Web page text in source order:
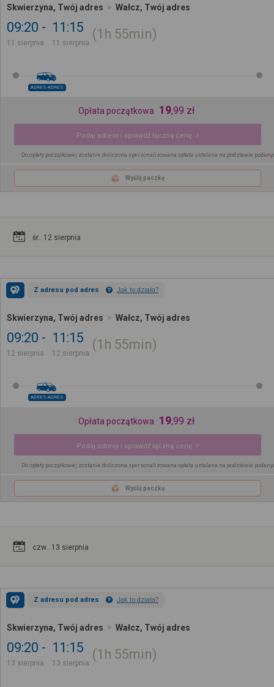
Skwierzyna, Twój adres Wałcz, Twój adres
09:20
11 sierpnia
11:15
11 sierpnia
1h 55min
ADRES-ADRES
Opłata początkowa 19,99 zł
Podaj adresy i sprawdź łączną cenę
Do opłaty początkowej zostanie doliczona spersonalizowana opłata ustalana na podstawie
Wyślij paczkę
śr.. 12 sierpnia
Z adresu pod adres Jak to działa?
Skwierzyna, Twój adres Wałcz, Twój adres
09:20
12 sierpnia
11:15
12 sierpnia
1h 55min
ADRES-ADRES
Opłata początkowa 19,99 zł
Podaj adresy i sprawdź łączną cenę
Do opłaty początkowej zostanie doliczona spersonalizowana opłata ustalana na podstawie
Wyślij paczkę
czw.. 13 sierpnia
Z adresu pod adres Jak to działa?
Skwierzyna, Twój adres Wałcz, Twój adres
09:20
13 sierpnia
11:15
13 sierpnia
1h 55min